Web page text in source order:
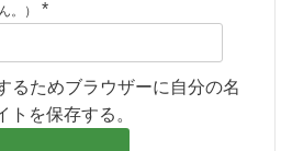
。） *
るためブラウザーに自分の名
を保存する。